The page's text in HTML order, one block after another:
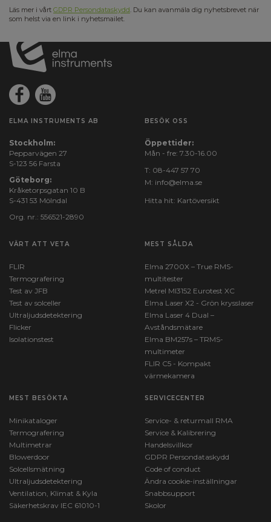
Läs mer i vårt GDPR Persondataskydd. Du kan avanmäla dig nyhetsbrevet när
som helst via en link i nyhetsmailet.
ELMA INSTRUMENTS AB
Stockholm:
Pepparvägen 27
S-123 56 Farsta
Göteborg:
Kråketorpsgatan 10 B
S-431 53 Mölndal
Org. nr.: 556521-2890
BESÖK OSS
Öppettider:
Mån - fre: 7.30-16.00
T: 08-447 57 70
M: info@elma.se
Hitta hit: Kartöversikt
VÄRT ATT VETA
FLIR
Termografering
Test av JFB
Test av solceller
Ultraljudsdetektering
Flicker
Isolationstest
MEST SÅLDA
Elma 2700X – True RMS-
multitester
Metrel MI3152 Eurotest XC
Elma Laser X2 - Grön krysslaser
Elma Laser 4 Dual –
Avståndsmätare
Elma BM257s – TRMS-
multimeter
FLIR C5 - Kompakt
värmekamera
MEST BESÖKTA
Minikataloger
Termografering
Multimetrar
Blowerdoor
Solcellsmätning
Ultraljudsdetektering
Ventilation, Klimat & Kyla
Säkerhetskrav IEC 61010-1
SERVICECENTER
Service- & returmall RMA
Service & Kalibrering
Handelsvillkor
GDPR Persondataskydd
Code of conduct
Ändra cookie-inställningar
Snabbsupport
Skolor